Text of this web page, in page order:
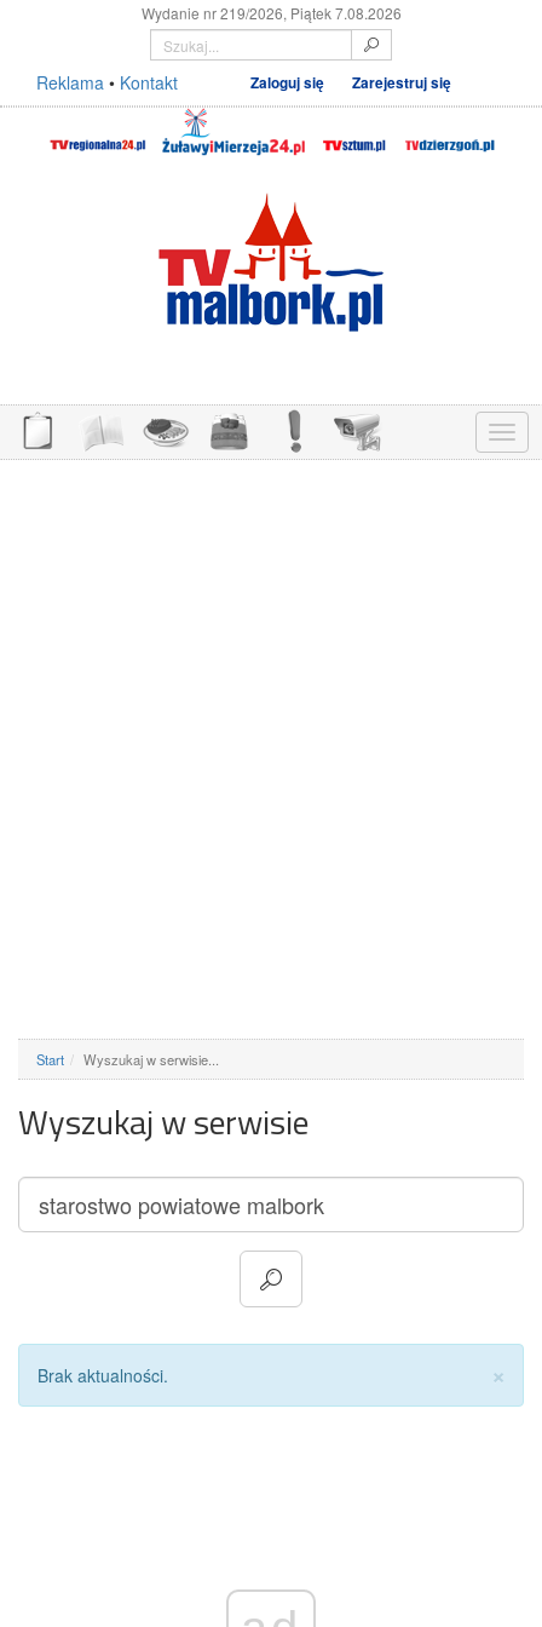
Wydanie nr 219/2026, Piątek 7.08.2026
Reklama • Kontakt Zaloguj się Zarejestruj się
Menu
Start Wyszukaj w serwisie...
Wyszukaj w serwisie
×
Brak aktualności.